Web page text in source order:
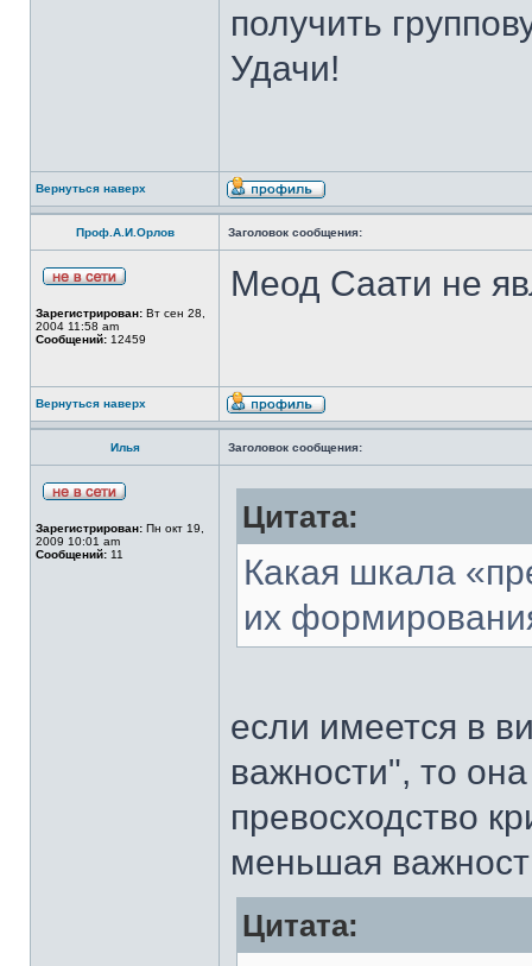
получить
Удачи!
Вернуться наверх
Проф.А.И.Орлов Заголовок сообщения:
Зарегистрирован: Вт сен 28,
2004 11:58 am
Сообщений: 12459
Меод Саати не
Вернуться наверх
Илья Заголовок сообщения:
Зарегистрирован: Пн окт 19,
2009 10:01 am
Сообщений: 11
Цитата:
Какая шкала
их
если имеется в
важности", то
превосходство
меньшая
Цитата: